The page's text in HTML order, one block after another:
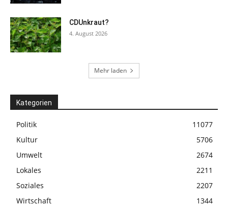
CDUnkraut?
4. August 2026
Mehr laden
Kategorien
Politik
11077
Kultur
5706
Umwelt
2674
Lokales
2211
Soziales
2207
Wirtschaft
1344